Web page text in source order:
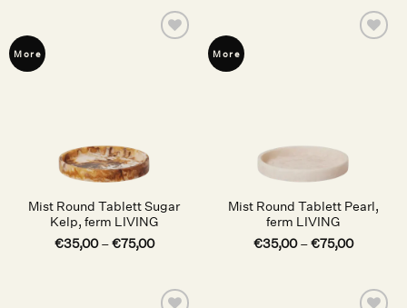
More
Mist Round Tablett Sugar
Kelp, ferm LIVING
€35,00–€75,00
More
Mist Round Tablett Pearl,
ferm LIVING
€35,00–€75,00